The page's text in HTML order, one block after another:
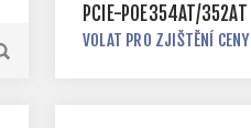
PCIE-POE354AT/352AT
VOLAT PRO ZJIŠTĚNÍ CENY